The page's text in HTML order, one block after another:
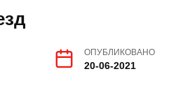
ОПУБЛИКОВАНО
20-06-2021